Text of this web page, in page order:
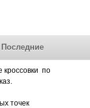
Последние
кроссовки по
точек